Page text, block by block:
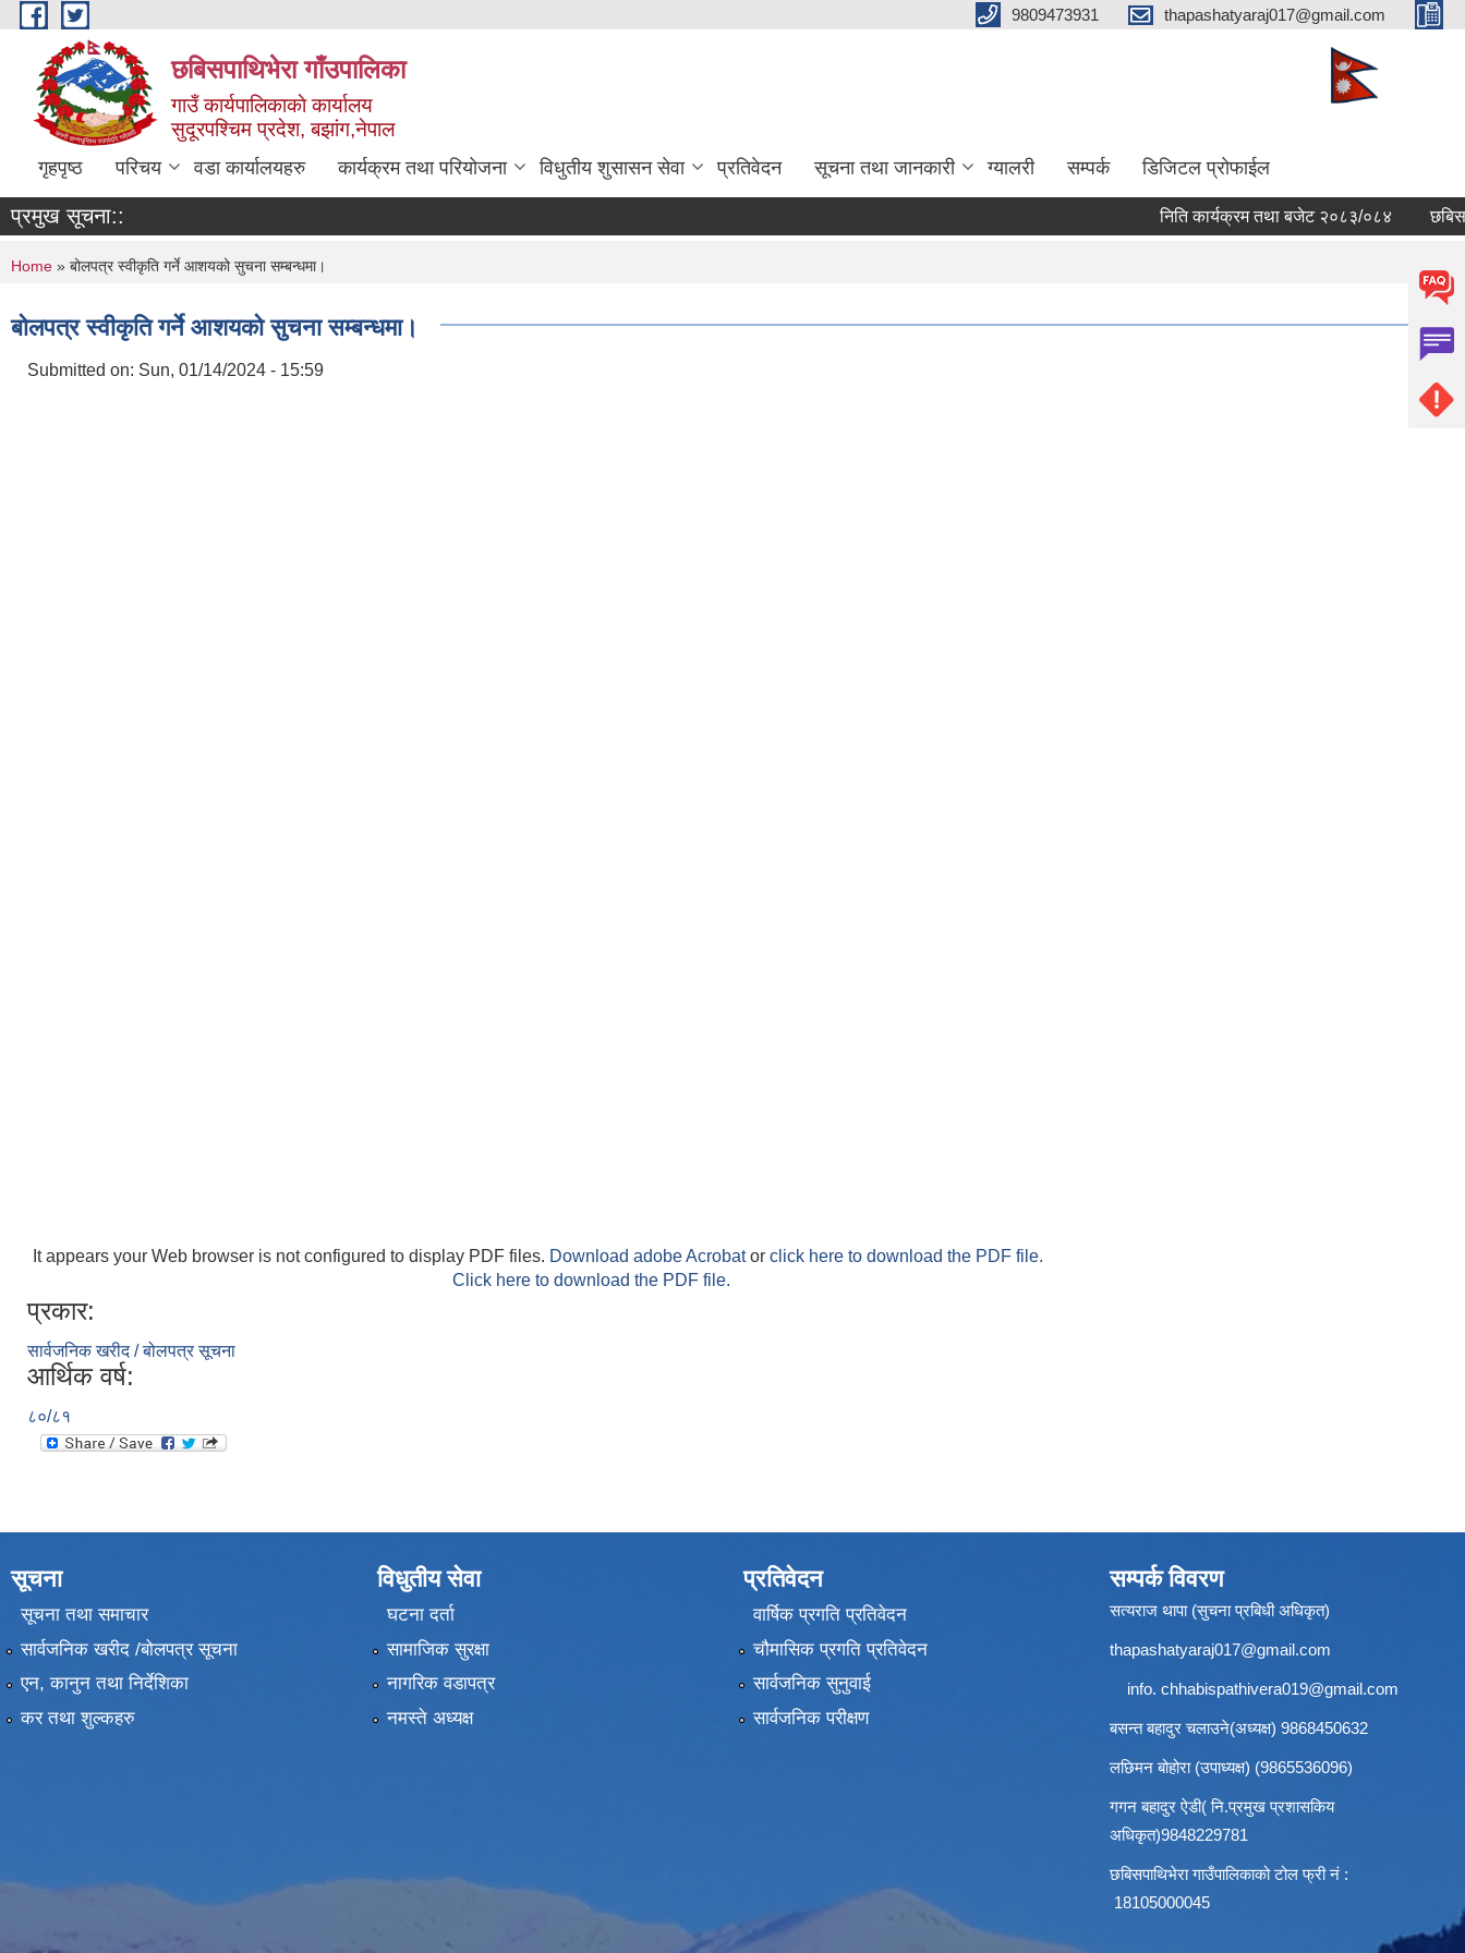
Skip to main content 9809473931 thapashatyaraj017@gmail.com
छबिसपाथिभेरा गाँउपालिका
गाउँ कार्यपालिकाकाे कार्यालय
सुदूरपश्चिम प्रदेश, बझांग,नेपाल
गृहपृष्ठ परिचय वडा कार्यालयहरु कार्यक्रम तथा परियोजना विधुतीय शुसासन सेवा प्रतिवेदन सूचना तथा जानकारी ग्यालरी सम्पर्क डिजिटल प्रोफाईल
प्रमुख सूचना:: निति कार्यक्रम तथा बजेट २०८३/०८४
You are here
Home » बोलपत्र स्वीकृति गर्ने आशयको सुचना सम्बन्धमा।
बोलपत्र स्वीकृति गर्ने आशयको सुचना सम्बन्धमा।
Submitted on: Sun, 01/14/2024 - 15:59
It appears your Web browser is not configured to display PDF files. Download adobe Acrobator click here to download the PDF file.
Click here to download the PDF file.
प्रकार:
सार्वजनिक खरीद / बोलपत्र सूचना
आर्थिक वर्ष:
८०/८१
सूचना
सूचना तथा समाचार
सार्वजनिक खरीद /बोलपत्र सूचना
एन, कानुन तथा निर्देशिका
कर तथा शुल्कहरु
विधुतीय सेवा
घटना दर्ता
सामाजिक सुरक्षा
नागरिक वडापत्र
नमस्ते अध्यक्ष
प्रतिवेदन
वार्षिक प्रगति प्रतिवेदन
चौमासिक प्रगति प्रतिवेदन
सार्वजनिक सुनुवाई
सार्वजनिक परीक्षण
सम्पर्क विवरण
सत्यराज थापा (सुचना प्रबिधी अधिकृत)
thapashatyaraj017@gmail.com
info. chhabispathivera019@gmail.com
बसन्त बहादुर चलाउने(अध्यक्ष) 9868450632
लछिमन बोहोरा (उपाध्यक्ष) (9865536096)
गगन बहादुर ऐडी( नि.प्रमुख प्रशासकिय
अधिकृत)9848229781
छबिसपाथिभेरा गाउँपालिकाको टोल फ्री नं :
18105000045